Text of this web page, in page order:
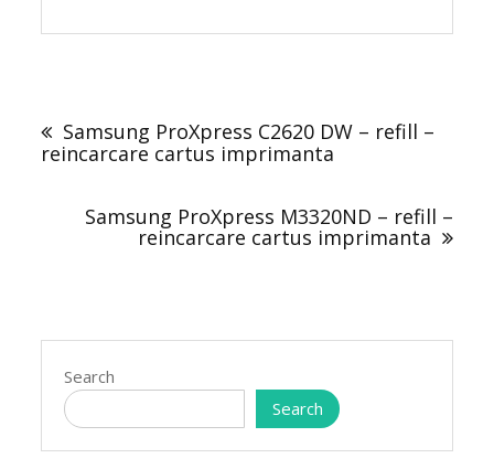
Samsung ProXpress C2620 DW – refill –
reincarcare cartus imprimanta
Samsung ProXpress M3320ND – refill –
reincarcare cartus imprimanta
Search
Search